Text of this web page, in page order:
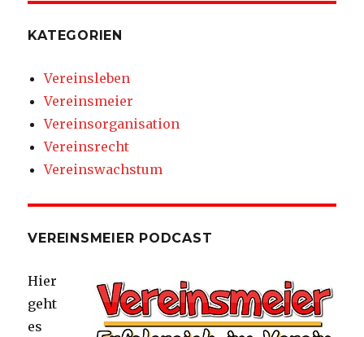
KATEGORIEN
Vereinsleben
Vereinsmeier
Vereinsorganisation
Vereinsrecht
Vereinswachstum
VEREINSMEIER PODCAST
Hier
geht
es